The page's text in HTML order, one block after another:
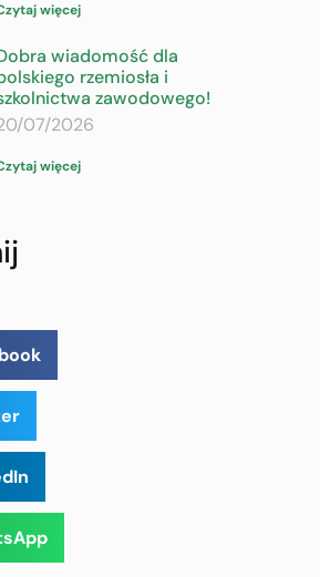
więcej
wiadomość dla
rzemiosła i
zawodowego!
07/2026
więcej